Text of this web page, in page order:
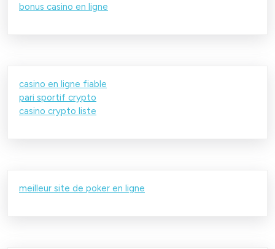
bonus casino en ligne
casino en ligne fiable
pari sportif crypto
casino crypto liste
meilleur site de poker en ligne